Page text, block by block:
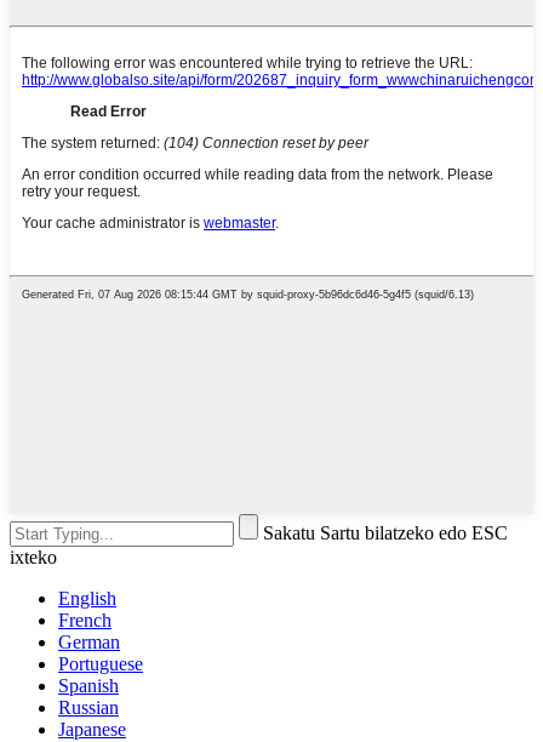
Sakatu Sartu bilatzeko edo ESC
ixteko
English
French
German
Portuguese
Spanish
Russian
Japanese